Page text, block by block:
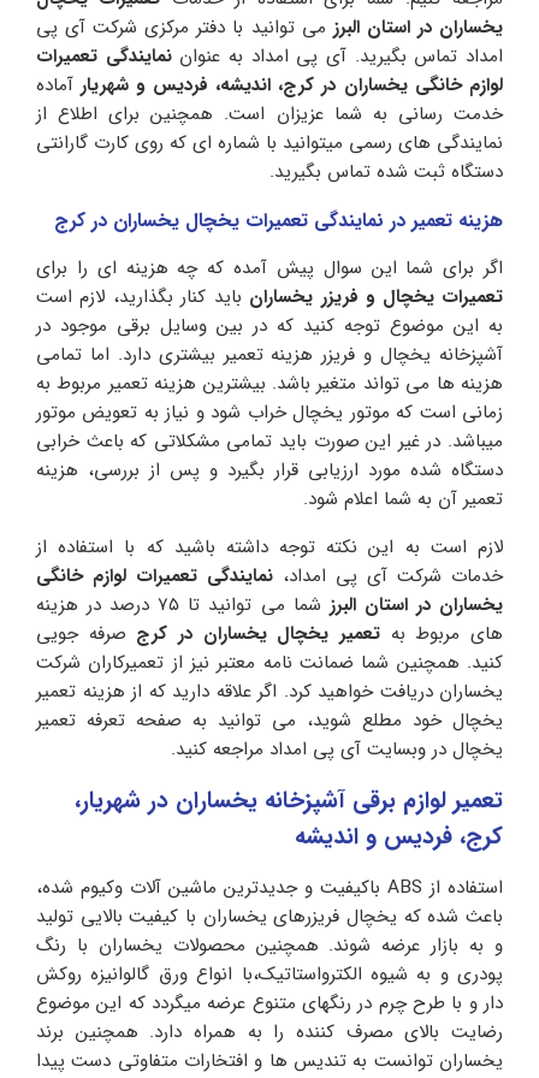
یخساران در استان البرز می توانید با دفتر مرکزی شرکت آی پی
امداد تماس بگیرید. آی پی امداد به عنواننمایندگی تعمیرات
لوازم خانگی یخساران در کرج، اندیشه، فردیس و شهریارآماده
خدمت رسانی به شما عزیزان است. همچنین برای اطلاع از
نمایندگی های رسمی میتوانید با شماره ای که روی کارت گارانتی
دستگاه ثبت شده تماس بگیرید.
هزینه تعمیر در نمایندگی تعمیرات یخچال یخساران در کرج
اگر برای شما این سوال پیش آمده که چه هزینه ای را برای
تعمیرات یخچال و فریزر یخساران باید کنار بگذارید، لازم است
به این موضوع توجه کنید که در بین وسایل برقی موجود در
آشپزخانه یخچال و فریزر هزینه تعمیر بیشتری دارد. اما تمامی
هزینه ها می تواند متغیر باشد. بیشترین هزینه تعمیر مربوط به
زمانی است که موتور یخچال خراب شود و نیاز به تعویض موتور
میباشد. در غیر این صورت باید تمامی مشکلاتی که باعث خرابی
دستگاه شده مورد ارزیابی قرار بگیرد و پس از بررسی، هزینه
تعمیر آن به شما اعلام شود.
لازم است به این نکته توجه داشته باشید که با استفاده از
خدمات شرکت آی پی امداد، نمایندگی تعمیرات لوازم خانگی
یخساران در استان البرز
شما می توانید تا ۷۵ درصد در هزینه
های مربوط به تعمیر یخچال یخساران در کرج صرفه جویی
کنید. همچنین شما ضمانت نامه معتبر نیز از تعمیرکاران شرکت
یخساران دریافت خواهید کرد. اگر علاقه دارید که از هزینه تعمیر
یخچال خود مطلع شوید، می توانید به صفحه تعرفه تعمیر
یخچال در وبسایت آی پی امداد مراجعه کنید.
تعمیر لوازم برقی آشپزخانه یخساران در شهریار،
کرج، فردیس و اندیشه
استفاده از ‏ABS باکیفیت و جدیدترین ماشین آلات وکیوم شده،
باعث شده که یخچال فریزرهای یخساران با کیفیت بالایی تولید
و به بازار عرضه شوند. همچنین محصولات یخساران با رنگ
پودری و به شیوه الکترواستاتیک،با انواع ورق گالوانیزه روکش
دار و با طرح چرم در رنگهای متنوع عرضه میگردد که این موضوع
رضایت بالای مصرف کننده را به همراه دارد. همچنین برند
یخساران توانست به تندیس ها و افتخارات متفاوتی دست پیدا